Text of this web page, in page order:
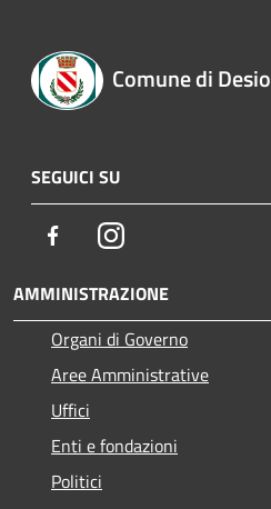
Comune di Desio
SEGUICI SU
FacebookInstagram
AMMINISTRAZIONE
Organi di Governo
Aree Amministrative
Uffici
Enti e fondazioni
Politici